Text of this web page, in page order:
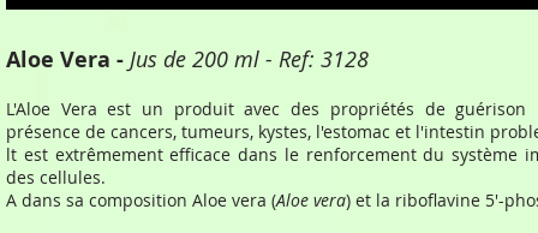
Aloe Vera - Jus de 200 ml - Ref: 3128
L'Aloe Vera est un produit avec des propriétés de
présence de cancers, tumeurs, kystes, l'estomac et l'intestin
lt est extrêmement efficace dans le renforcement du système
des cellules.
A dans sa composition Aloe vera (Aloe vera) et la riboflavine 5'-